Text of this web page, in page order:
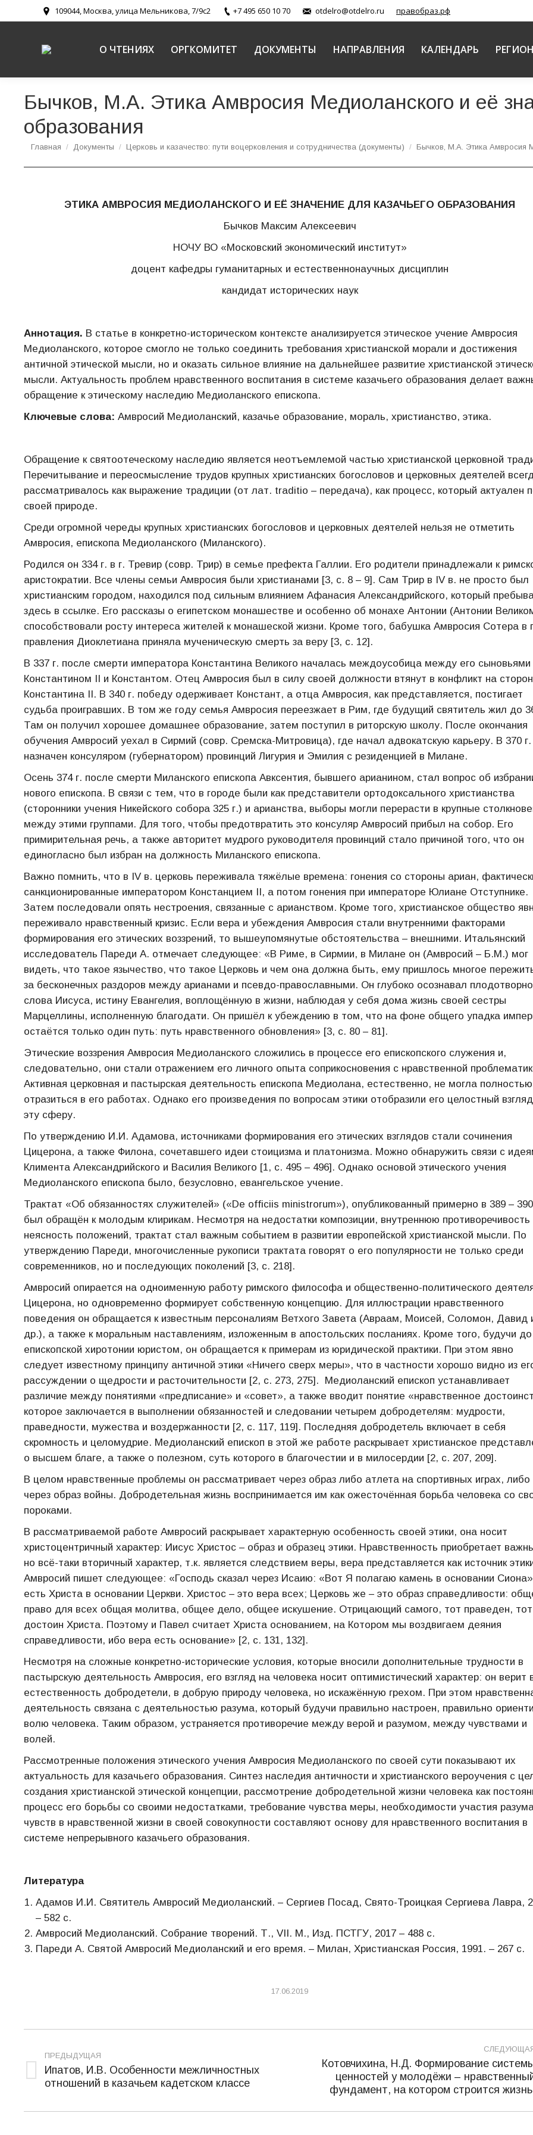
109044, Москва, улица Мельникова, 7/9с2 +7 495 650 10 70 otdelro@otdelro.ru правобраз.рф
О ЧТЕНИЯХ ОРГКОМИТЕТ ДОКУМЕНТЫ НАПРАВЛЕНИЯ КАЛЕНДАРЬ
Бычков, М.А. Этика Амвросия Медиоланского и её
образования
Вы здесь:
Главная Документы Церковь и казачество: пути воцерковления и сотрудничества (документы) Бычков, М.А. Этика Амвросия
ЭТИКА АМВРОСИЯ МЕДИОЛАНСКОГО И ЕЁ ЗНАЧЕНИЕ ДЛЯ КАЗАЧЬЕГО ОБРАЗОВАНИЯ
Бычков Максим Алексеевич
НОЧУ ВО «Московский экономический институт»
доцент кафедры гуманитарных и естественнонаучных дисциплин
кандидат исторических наук
Аннотация. В статье в конкретно-историческом контексте анализируется этическое учение Амвросия
Медиоланского, которое смогло не только соединить требования христианской морали и достижения
античной этической мысли, но и оказать сильное влияние на дальнейшее развитие христианской
мысли. Актуальность проблем нравственного воспитания в системе казачьего образования делает
обращение к этическому наследию Медиоланского епископа.
Ключевые слова: Амвросий Медиоланский, казачье образование, мораль, христианство, этика.
Обращение к святоотеческому наследию является неотъемлемой частью христианской церковной
Перечитывание и переосмысление трудов крупных христианских богословов и церковных деятелей
рассматривалось как выражение традиции (от лат. traditio – передача), как процесс, который актуален
своей природе.
Среди огромной череды крупных христианских богословов и церковных деятелей нельзя не отметить
Амвросия, епископа Медиоланского (Миланского).
Родился он 334 г. в г. Тревир (совр. Трир) в семье префекта Галлии. Его родители принадлежали к
аристократии. Все члены семьи Амвросия были христианами [3, с. 8 – 9]. Сам Трир в IV в. не просто был
христианским городом, находился под сильным влиянием Афанасия Александрийского, который
здесь в ссылке. Его рассказы о египетском монашестве и особенно об монахе Антонии (Антонии
способствовали росту интереса жителей к монашеской жизни. Кроме того, бабушка Амвросия Сотера в
правления Диоклетиана приняла мученическую смерть за веру [3, с. 12].
В 337 г. после смерти императора Константина Великого началась междоусобица между его сыновьями
Константином II и Константом. Отец Амвросия был в силу своей должности втянут в конфликт на
Константина II. В 340 г. победу одерживает Констант, а отца Амвросия, как представляется, постигает
судьба проигравших. В том же году семья Амвросия переезжает в Рим, где будущий святитель жил до
Там он получил хорошее домашнее образование, затем поступил в риторскую школу. После окончания
обучения Амвросий уехал в Сирмий (совр. Сремска-Митровица), где начал адвокатскую карьеру. В 370
назначен консуляром (губернатором) провинций Лигурия и Эмилия с резиденцией в Милане.
Осень 374 г. после смерти Миланского епископа Авксентия, бывшего арианином, стал вопрос об
нового епископа. В связи с тем, что в городе были как представители ортодоксального христианства
(сторонники учения Никейского собора 325 г.) и арианства, выборы могли перерасти в крупные
между этими группами. Для того, чтобы предотвратить это консуляр Амвросий прибыл на собор. Его
примирительная речь, а также авторитет мудрого руководителя провинций стало причиной того, что он
единогласно был избран на должность Миланского епископа.
Важно помнить, что в IV в. церковь переживала тяжёлые времена: гонения со стороны ариан,
санкционированные императором Констанцием II, а потом гонения при императоре Юлиане Отступнике.
Затем последовали опять нестроения, связанные с арианством. Кроме того, христианское общество
переживало нравственный кризис. Если вера и убеждения Амвросия стали внутренними факторами
формирования его этических воззрений, то вышеупомянутые обстоятельства – внешними. Итальянский
исследователь Пареди А. отмечает следующее: «В Риме, в Сирмии, в Милане он (Амвросий – Б.М.) мог
видеть, что такое язычество, что такое Церковь и чем она должна быть, ему пришлось многое
за бесконечных раздоров между арианами и псевдо-православными. Он глубоко осознавал
слова Иисуса, истину Евангелия, воплощённую в жизни, наблюдая у себя дома жизнь своей сестры
Марцеллины, исполненную благодати. Он пришёл к убеждению в том, что на фоне общего упадка
остаётся только один путь: путь нравственного обновления» [3, c. 80 – 81].
Этические воззрения Амвросия Медиоланского сложились в процессе его епископского служения и,
следовательно, они стали отражением его личного опыта соприкосновения с нравственной
Активная церковная и пастырская деятельность епископа Медиолана, естественно, не могла полностью
отразиться в его работах. Однако его произведения по вопросам этики отобразили его целостный
эту сферу.
По утверждению И.И. Адамова, источниками формирования его этических взглядов стали сочинения
Цицерона, а также Филона, сочетавшего идеи стоицизма и платонизма. Можно обнаружить связи с
Климента Александрийского и Василия Великого [1, с. 495 – 496]. Однако основой этического учения
Медиоланского епископа было, безусловно, евангельское учение.
Трактат «Об обязанностях служителей» («De officiis ministrorum»), опубликованный примерно в 389 – 390
был обращён к молодым клирикам. Несмотря на недостатки композиции, внутреннюю противоречивость
неясность положений, трактат стал важным событием в развитии европейской христианской мысли. По
утверждению Пареди, многочисленные рукописи трактата говорят о его популярности не только среди
современников, но и последующих поколений [3, с. 218].
Амвросий опирается на одноименную работу римского философа и общественно-политического
Цицерона, но одновременно формирует собственную концепцию. Для иллюстрации нравственного
поведения он обращается к известным персоналиям Ветхого Завета (Авраам, Моисей, Соломон, Давид
др.), а также к моральным наставлениям, изложенным в апостольских посланиях. Кроме того, будучи до
епископской хиротонии юристом, он обращается к примерам из юридической практики. При этом явно
следует известному принципу античной этики «Ничего сверх меры», что в частности хорошо видно из
рассуждении о щедрости и расточительности [2, с. 273, 275]. Медиоланский епископ устанавливает
различие между понятиями «предписание» и «совет», а также вводит понятие «нравственное
которое заключается в выполнении обязанностей и следовании четырем добродетелям: мудрости,
праведности, мужества и воздержанности [2, с. 117, 119]. Последняя добродетель включает в себя
скромность и целомудрие. Медиоланский епископ в этой же работе раскрывает христианское
о высшем благе, а также о полезном, суть которого в благочестии и в милосердии [2, с. 207, 209].
В целом нравственные проблемы он рассматривает через образ либо атлета на спортивных играх, либо
через образ войны. Добродетельная жизнь воспринимается им как ожесточённая борьба человека со
пороками.
В рассматриваемой работе Амвросий раскрывает характерную особенность своей этики, она носит
христоцентричный характер: Иисус Христос – образ и образец этики. Нравственность приобретает
но всё-таки вторичный характер, т.к. является следствием веры, вера представляется как источник
Амвросий пишет следующее: «Господь сказал через Исаию: «Вот Я полагаю камень в основании
есть Христа в основании Церкви. Христос – это вера всех; Церковь же – это образ справедливости:
право для всех общая молитва, общее дело, общее искушение. Отрицающий самого, тот праведен, тот
достоин Христа. Поэтому и Павел считает Христа основанием, на Котором мы воздвигаем деяния
справедливости, ибо вера есть основание» [2, с. 131, 132].
Несмотря на сложные конкретно-исторические условия, которые вносили дополнительные трудности в
пастырскую деятельность Амвросия, его взгляд на человека носит оптимистический характер: он верит
естественность добродетели, в добрую природу человека, но искажённую грехом. При этом
деятельность связана с деятельностью разума, который будучи правильно настроен, правильно
волю человека. Таким образом, устраняется противоречие между верой и разумом, между чувствами и
волей.
Рассмотренные положения этического учения Амвросия Медиоланского по своей сути показывают их
актуальность для казачьего образования. Синтез наследия античности и христианского вероучения с
создания христианской этической концепции, рассмотрение добродетельной жизни человека как
процесс его борьбы со своими недостатками, требование чувства меры, необходимости участия
чувств в нравственной жизни в своей совокупности составляют основу для нравственного воспитания в
системе непрерывного казачьего образования.
Литература
Адамов И.И. Святитель Амвросий Медиоланский. – Сергиев Посад, Свято-Троицкая Сергиева Лавра,
– 582 с.
Амвросий Медиоланский. Собрание творений. Т., VII. М., Изд. ПСТГУ, 2017 – 488 с.
Пареди А. Святой Амвросий Медиоланский и его время. – Милан, Христианская Россия, 1991. – 267 с.
17.06.2019
по
записям
ПРЕДЫДУЩАЯ
Предыдущая
Ипатов, И.В. Особенности межличностных
отношений в казачьем кадетском классе
Следующая
запись:
Котовчихина, Н.Д. Формирование
ценностей у молодёжи –
фундамент, на котором строится